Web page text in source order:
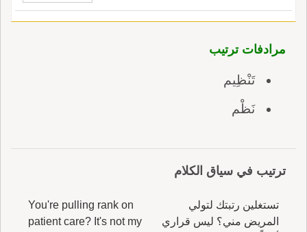
مرادفات ترتيب
تَنْظِيم
نَظْم
ترتيب في سياق الكلام
تستغلين رتبتك لتولي
المريض مني؟ ليس قراري
You're pulling rank on
patient care? It's not my